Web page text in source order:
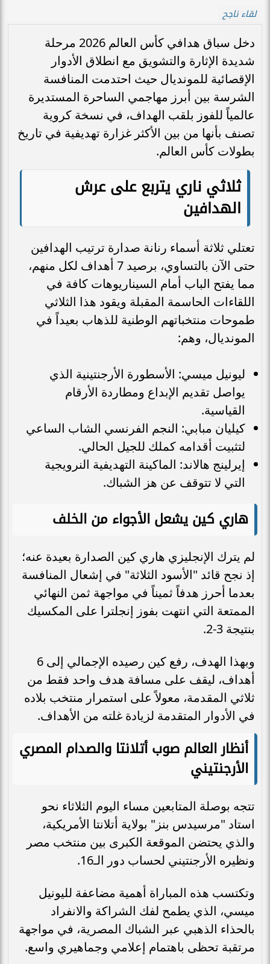
لقاء ناجح
دخل سباق هدافي كأس العالم 2026 مرحلة
شديدة الإثارة والتشويق مع انطلاق الأدوار
الإقصائية للمونديال حيث احتدمت المنافسة
الشرسة بين أبرز مهاجمي الساحرة المستديرة
عالمياً للفوز بلقب الهداف، في نسخة كروية
تصنف بأنها من بين الأكثر غزارة تهديفية في تاريخ
بطولات كأس العالم.
ثلاثي ناري يتربع على عرش
الهدافين
تعتلي ثلاثة أسماء رنانة صدارة ترتيب الهدافين
حتى الآن بالتساوي، برصيد 7 أهداف لكل منهم،
مما يفتح الباب أمام السيناريوهات كافة في
اللقاءات الحاسمة المقبلة ويقود هذا الثلاثي
طموحات منتخباتهم الوطنية للذهاب بعيداً في
المونديال، وهم:
ليونيل ميسي: الأسطورة الأرجنتينية الذي
يواصل تقديم الإبداع ومطاردة الأرقام
القياسية.
كيليان مبابي: النجم الفرنسي الشاب الساعي
لتثبيت أقدامه كملك للجيل الحالي.
إيرلينج هالاند: الماكينة التهديفية النرويجية
التي لا تتوقف عن هز الشباك.
هاري كين يشعل الأجواء من الخلف
لم يترك الإنجليزي هاري كين الصدارة بعيدة عنه؛
إذ نجح قائد "الأسود الثلاثة" في إشعال المنافسة
بعدما أحرز هدفاً ثميناً في مواجهة ثمن النهائي
الممتعة التي انتهت بفوز إنجلترا على المكسيك
بنتيجة 3-2.
وبهذا الهدف، رفع كين رصيده الإجمالي إلى 6
أهداف، ليقف على مسافة هدف واحد فقط من
ثلاثي المقدمة، معولاً على استمرار منتخب بلاده
في الأدوار المتقدمة لزيادة غلته من الأهداف.
أنظار العالم صوب أتلانتا والصدام المصري
الأرجنتيني
تتجه بوصلة المتابعين مساء اليوم الثلاثاء نحو
استاد "مرسيدس بنز" بولاية أتلانتا الأمريكية،
والذي يحتضن الموقعة الكبرى بين منتخب مصر
ونظيره الأرجنتيني لحساب دور الـ16.
وتكتسب هذه المباراة أهمية مضاعفة لليونيل
ميسي، الذي يطمح لفك الشراكة والانفراد
بالحذاء الذهبي عبر الشباك المصرية، في مواجهة
مرتقبة تحظى باهتمام إعلامي وجماهيري واسع.